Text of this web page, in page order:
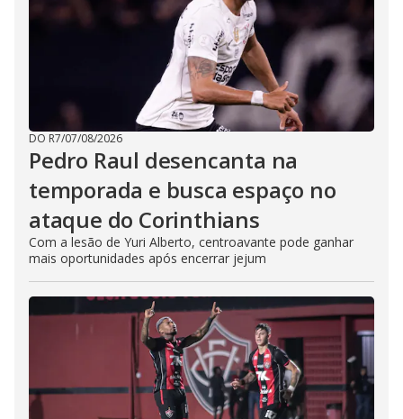
DO R7/07/08/2026
Pedro Raul desencanta na
temporada e busca espaço no
ataque do Corinthians
Com a lesão de Yuri Alberto, centroavante pode ganhar
mais oportunidades após encerrar jejum